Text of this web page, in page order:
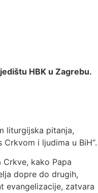
HBK u Zagrebu.
liturgijska pitanja,
i ljudima u BiH“.
kako Papa
dopre do drugih,
evangelizacije, zatvara